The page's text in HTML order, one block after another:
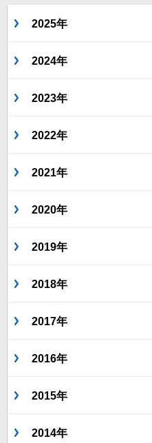
2025年
2024年
2023年
2022年
2021年
2020年
2019年
2018年
2017年
2016年
2015年
2014年